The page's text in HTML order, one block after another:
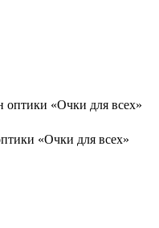
«Очки для всех»